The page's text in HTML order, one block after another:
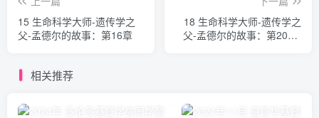
15 生命科学大师-遗传学之
父-孟德尔的故事：第16章
18 生命科学大师-遗传学之
父-孟德尔的故事：第20章-
相关推荐